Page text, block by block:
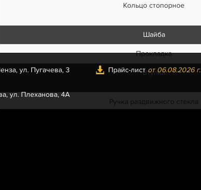
Кольцо стопорное
Шайба
Прокладка
Втулка
Ручка раздвижного стекла
ул. Пугачева, 3
ул. Плеханова, 4А
Прайс-лист от 06.08.2026 г.